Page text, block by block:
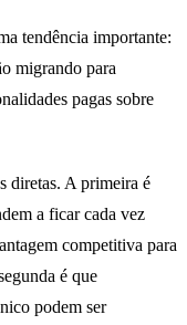
tendência importante:
migrando para
pagas sobre
diretas. A primeira é
a ficar cada vez
competitiva para
é que
podem ser